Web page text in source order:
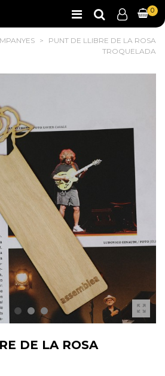
0
>
PUNT DE LLIBRE DE LA ROSA
TROQUELADA
DE LA ROSA